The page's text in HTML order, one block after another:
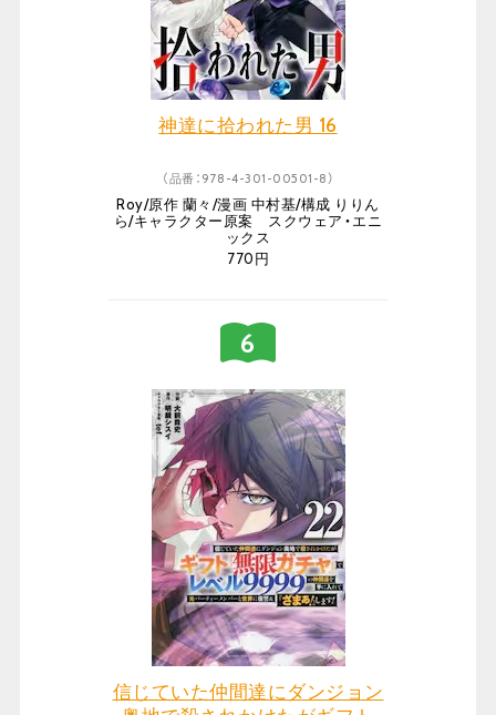
神達に拾われた男 16
（品番：978-4-301-00501-8）
Roy/原作 蘭々/漫画 中村基/構成 りりん
ら/キャラクター原案 スクウェア・エニ
ックス
770円
信じていた仲間達にダンジョン